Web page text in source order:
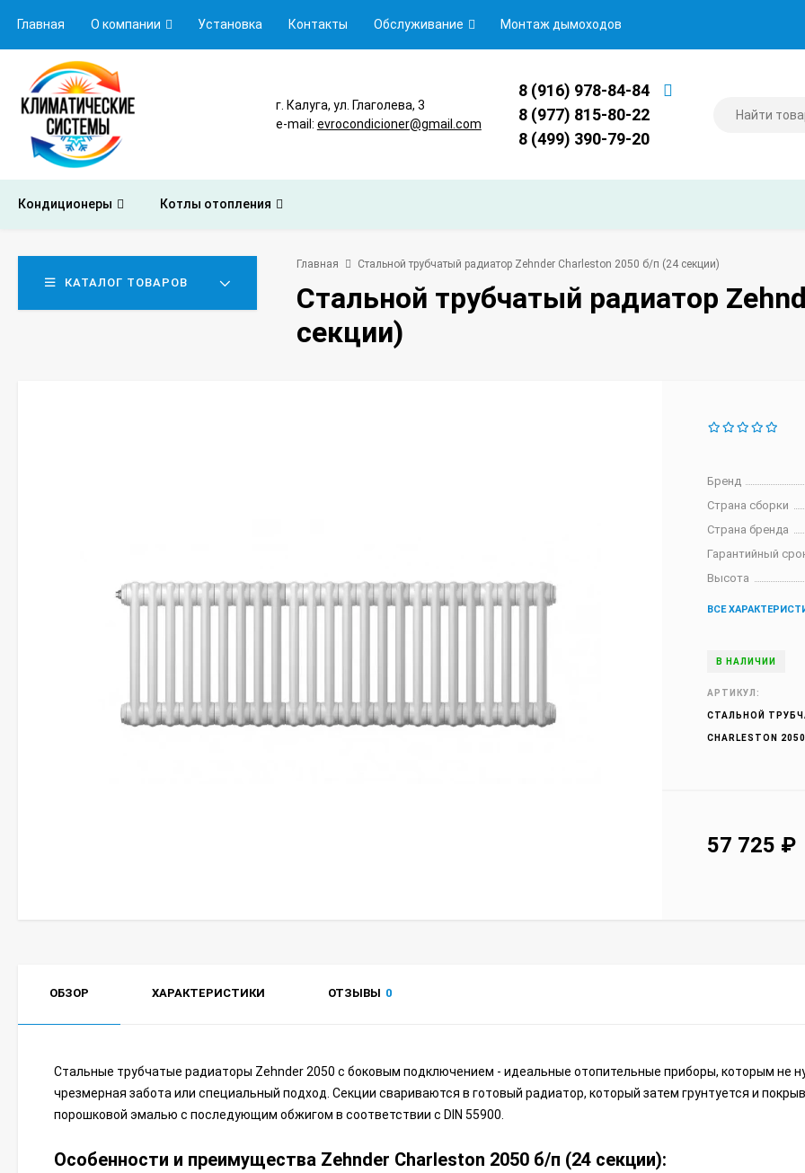
Главная О компании Установка Контакты Обслуживание Монтаж дымоходов
г. Калуга, ул. Глаголева, 3
e-mail: evrocondicioner@gmail.com
8 (916) 978-84-84
8 (977) 815-80-22
8 (499) 390-79-20
Кондиционеры Котлы отопления
КАТАЛОГ ТОВАРОВ
Главная Стальной трубчатый радиатор Zehnder Charleston 2050 б/п (24 секции)
Стальной трубчатый радиатор
секции)
Бренд
Страна сборки
Страна бренда
Гарантийный
Высота
ВСЕ
В НАЛИЧИИ
АРТИКУЛ:
СТАЛЬНОЙ
CHARLESTON
57 725 ₽
ОБЗОР ХАРАКТЕРИСТИКИ ОТЗЫВЫ 0
Стальные трубчатые радиаторы Zehnder 2050 с боковым подключением - идеальные отопительные приборы, которым не
чрезмерная забота или специальный подход. Секции свариваются в готовый радиатор, который затем грунтуется и
порошковой эмалью с последующим обжигом в соответствии с DIN 55900.
Особенности и преимущества Zehnder Charleston 2050 б/п (24 секции):